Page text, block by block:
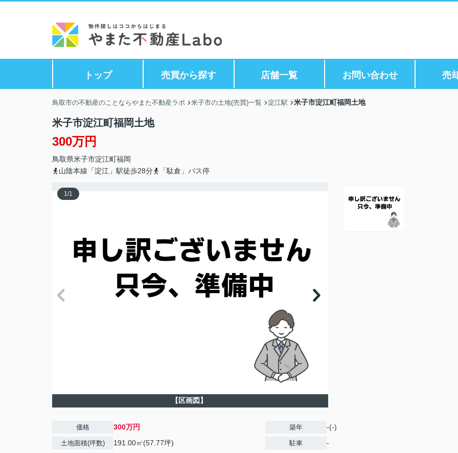
トップ 売買から探す 店舗一覧 お問い合わせ 売
鳥取市の不動産のことならやまた不動産ラボ 米子市の土地(売買)一覧 淀江駅 米子市淀江町福岡土地
米子市淀江町福岡土地
300万円
鳥取県米子市淀江町福岡
山陰本線「淀江」駅徒歩28分
「駄倉」バス停
1/1
【区画図】
価格 300万円
土地面積(坪数) 191.00㎡(57.77坪)
築年 -(-)
駐車 -